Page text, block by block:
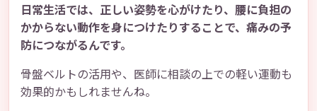
日常生活では、正しい姿勢を心がけたり、腰に負担の
かからない動作を身につけたりすることで、痛みの予
防につながるんです。
骨盤ベルトの活用や、医師に相談の上での軽い運動も
効果的かもしれませんね。